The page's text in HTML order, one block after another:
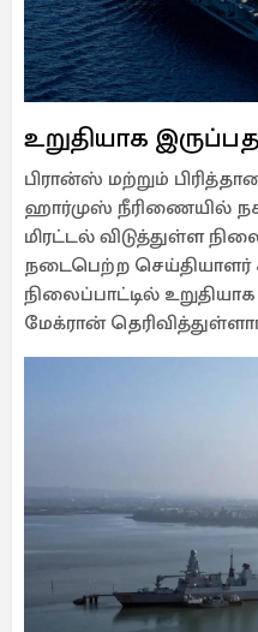
உறுதியாக
பிரான்ஸ் மற்றும்
ஹார்முஸ் நீரிணையில்
மிரட்டல் விடுத்துள்ள
நடைபெற்ற செய்தியாளர்
நிலைப்பாட்டில்
மேக்ரான்